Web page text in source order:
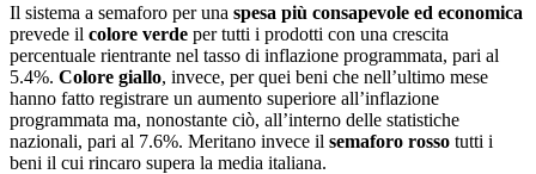
Il sistema a semaforo per una spesa più consapevole ed economica
prevede il colore verde per tutti i prodotti con una crescita
percentuale rientrante nel tasso di inflazione programmata, pari al
5.4%. Colore giallo, invece, per quei beni che nell’ultimo mese
hanno fatto registrare un aumento superiore all’inflazione
programmata ma, nonostante ciò, all’interno delle statistiche
nazionali, pari al 7.6%. Meritano invece il semaforo rosso tutti i
beni il cui rincaro supera la media italiana.